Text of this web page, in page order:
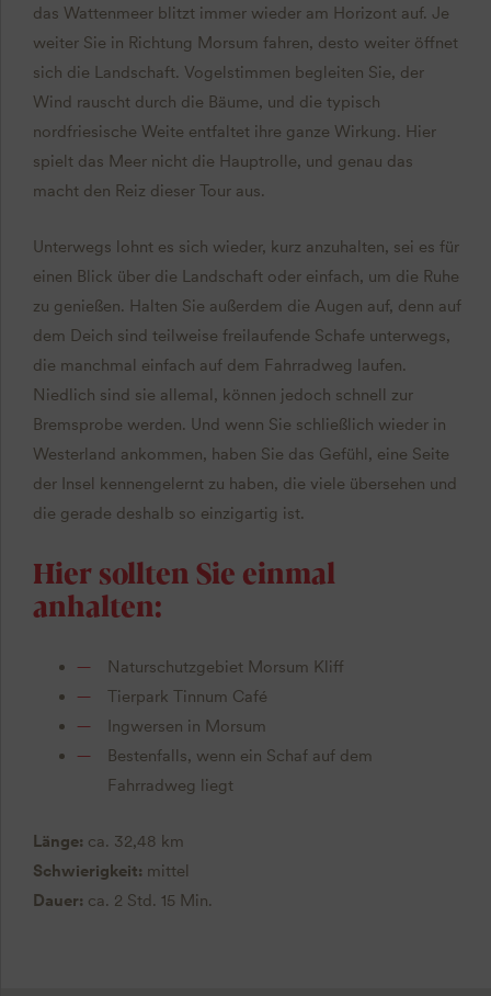
das Wattenmeer blitzt immer wieder am Horizont auf. Je
weiter Sie in Richtung Morsum fahren, desto weiter öffnet
sich die Landschaft. Vogelstimmen begleiten Sie, der
Wind rauscht durch die Bäume, und die typisch
nordfriesische Weite entfaltet ihre ganze Wirkung. Hier
spielt das Meer nicht die Hauptrolle, und genau das
macht den Reiz dieser Tour aus.
Unterwegs lohnt es sich wieder, kurz anzuhalten, sei es für
einen Blick über die Landschaft oder einfach, um die Ruhe
zu genießen. Halten Sie außerdem die Augen auf, denn auf
dem Deich sind teilweise freilaufende Schafe unterwegs,
die manchmal einfach auf dem Fahrradweg laufen.
Niedlich sind sie allemal, können jedoch schnell zur
Bremsprobe werden. Und wenn Sie schließlich wieder in
Westerland ankommen, haben Sie das Gefühl, eine Seite
der Insel kennengelernt zu haben, die viele übersehen und
die gerade deshalb so einzigartig ist.
Hier sollten Sie einmal
anhalten:
Naturschutzgebiet Morsum Kliff
Tierpark Tinnum Café
Ingwersen in Morsum
Bestenfalls, wenn ein Schaf auf dem
Fahrradweg liegt
Länge: ca. 32,48 km
Schwierigkeit: mittel
Dauer: ca. 2 Std. 15 Min.